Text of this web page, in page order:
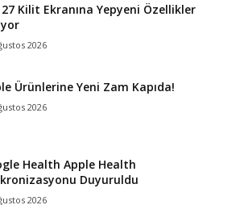
27 Kilit Ekranına Yepyeni Özellikler
2026
Ürünlerine Yeni Zam Kapıda!
2026
Health Apple Health
Duyuruldu
2026